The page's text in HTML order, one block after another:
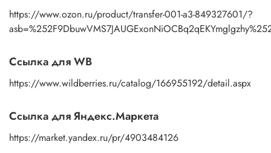
глянцевый, полуглянцевый.
https://www.ozon.ru/product/transfer-001-a3-849327601/?
Ссылка для WB
https://www.wildberries.ru/catalog/166955192/detail.aspx
Ссылка для Яндекс.Маркета
https://market.yandex.ru/pr/4903484126